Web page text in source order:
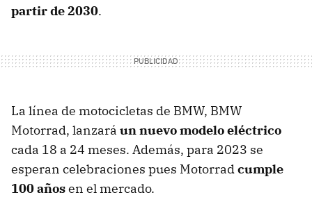
partir de 2030.
La línea de motocicletas de BMW, BMW
Motorrad, lanzará un nuevo modelo eléctrico
cada 18 a 24 meses. Además, para 2023 se
esperan celebraciones pues Motorradcumple
100 añosen el mercado.